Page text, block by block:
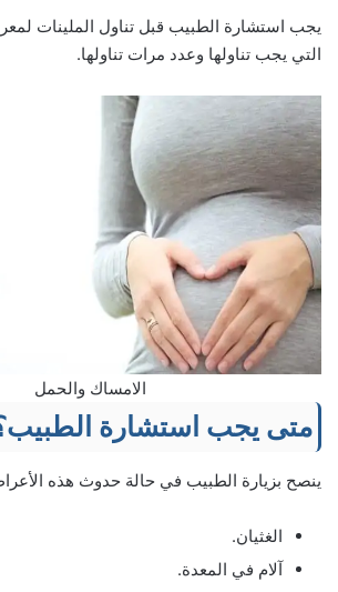
يجب استشارة الطبيب قبل تناول الملينات
التي يجب تناولها وعدد مرات تناولها.
الامساك والحمل
متى يجب استشارة
ينصح بزيارة الطبيب في حالة حدوث هذه
الغثيان.
آلام في المعدة.